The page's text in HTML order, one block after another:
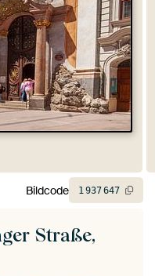
Straße,
Bildcode 1937647